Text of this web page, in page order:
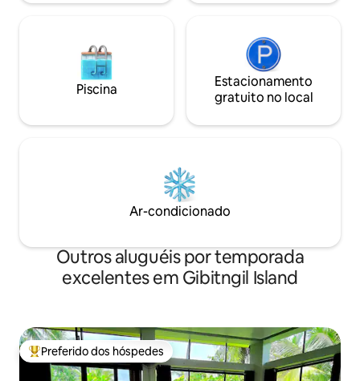
Piscina
Estacionamento
gratuito no local
Ar-condicionado
Outros aluguéis por temporada
excelentes em Gibitngil Island
Entre os melhores preferidos dos hóspedes
Preferido dos hóspedes